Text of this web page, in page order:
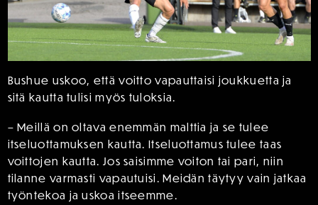
Bushue uskoo, että voitto vapauttaisi joukkuetta ja
sitä kautta tulisi myös tuloksia.
– Meillä on oltava enemmän malttia ja se tulee
itseluottamuksen kautta. Itseluottamus tulee taas
voittojen kautta. Jos saisimme voiton tai pari, niin
tilanne varmasti vapautuisi. Meidän täytyy vain jatkaa
työntekoa ja uskoa itseemme.